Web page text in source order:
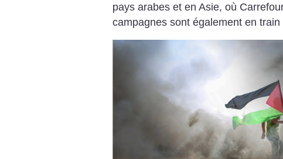
pays arabes et en Asie, où
campagnes sont également en train